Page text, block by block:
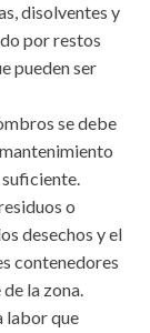
disolventes y
por restos
pueden ser
se debe
o
desechos y el
contenedores
la zona.
labor que